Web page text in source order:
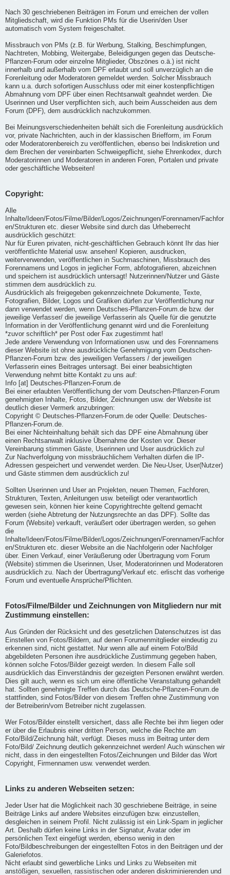
Nach 30 geschriebenen Beiträgen im Forum und erreichen der vollen
Mitgliedschaft, wird die Funktion PMs für die Userin/den User
automatisch vom System freigeschaltet.
Missbrauch von PMs (z.B. für Werbung, Stalking, Beschimpfungen,
Nachtreten, Mobbing, Weitergabe, Beleidigungen gegen das Deutsche-
Pflanzen-Forum oder einzelne Mitglieder, Obszönes o.ä.) ist nicht
innerhalb und außerhalb vom DPF erlaubt und soll unverzüglich an die
Forenleitung oder Moderatoren gemeldet werden. Solcher Missbrauch
kann u.a. durch sofortigen Ausschluss oder mit einer kostenpflichtigen
Abmahnung vom DPF über einen Rechtsanwalt geahndet werden. Die
Userinnen und User verpflichten sich, auch beim Ausscheiden aus dem
Forum (DPF), dem ausdrücklich nachzukommen.
Bei Meinungsverschiedenheiten behält sich die Forenleitung ausdrücklich
vor, private Nachrichten, auch in der klassischen Briefform, im Forum
oder Moderatorenbereich zu veröffentlichen, ebenso bei Indiskretion und
dem Brechen der vereinbarten Schweigepflicht, siehe Ehrenkodex, durch
Moderatorinnen und Moderatoren in anderen Foren, Portalen und private
oder geschäftliche Webseiten!
Copyright:
Alle
Inhalte/Ideen/Fotos/Filme/Bilder/Logos/Zeichnungen/Forennamen/Fachfor
en/Strukturen etc. dieser Website sind durch das Urheberrecht
ausdrücklich geschützt:
Nur für Euren privaten, nicht-geschäftlichen Gebrauch könnt Ihr das hier
veröffentlichte Material usw. ansehen! Kopieren, ausdrucken,
weiterverwenden, veröffentlichen in Suchmaschinen, Missbrauch des
Forennamens und Logos in jeglicher Form, abfotografieren, abzeichnen
und speichern ist ausdrücklich untersagt! Nutzerinnen/Nutzer und Gäste
stimmen dem ausdrücklich zu.
Ausdrücklich als freigegeben gekennzeichnete Dokumente, Texte,
Fotografien, Bilder, Logos und Grafiken dürfen zur Veröffentlichung nur
dann verwendet werden, wenn Deutsches-Pflanzen-Forum.de bzw. der
jeweilige Verfasser/ die jeweilige Verfasserin als Quelle für die genutzte
Information in der Veröffentlichung genannt wird und die Forenleitung
*zuvor schriftlich* per Post oder Fax zugestimmt hat!
Jede andere Verwendung von Informationen usw. und des Forennamens
dieser Website ist ohne ausdrückliche Genehmigung vom Deutschen-
Pflanzen-Forum bzw. des jeweiligen Verfassers / der jeweiligen
Verfasserin eines Beitrages untersagt. Bei einer beabsichtigten
Verwendung nehmt bitte Kontakt zu uns auf:
Info [at] Deutsches-Pflanzen-Forum.de
Bei einer erlaubten Veröffentlichung der vom Deutschen-Pflanzen-Forum
genehmigten Inhalte, Fotos, Bilder, Zeichnungen usw. der Website ist
deutlich dieser Vermerk anzubringen:
Copyright © Deutsches-Pflanzen-Forum.de oder Quelle: Deutsches-
Pflanzen-Forum.de.
Bei einer Nichteinhaltung behält sich das DPF eine Abmahnung über
einen Rechtsanwalt inklusive Übernahme der Kosten vor. Dieser
Vereinbarung stimmen Gäste, Userinnen und User ausdrücklich zu!
Zur Nachverfolgung von missbräuchlichem Verhalten dürfen die IP-
Adressen gespeichert und verwendet werden. Die Neu-User, User(Nutzer)
und Gäste stimmen dem ausdrücklich zu!
Sollten Userinnen und User an Projekten, neuen Themen, Fachforen,
Strukturen, Texten, Anleitungen usw. beteiligt oder verantwortlich
gewesen sein, können hier keine Copyrightrechte geltend gemacht
werden (siehe Abtretung der Nutzungsrechte an das DPF). Sollte das
Forum (Website) verkauft, veräußert oder übertragen werden, so gehen
die
Inhalte/Ideen/Fotos/Filme/Bilder/Logos/Zeichnungen/Forennamen/Fachfor
en/Strukturen etc. dieser Website an die Nachfolgerin oder Nachfolger
über. Einen Verkauf, einer Veräußerung oder Übertragung vom Forum
(Website) stimmen die Userinnen, User, Moderatorinnen und Moderatoren
ausdrücklich zu. Nach der Übertragung/Verkauf etc. erlischt das vorherige
Forum und eventuelle Ansprüche/Pflichten.
Fotos/Filme/Bilder und Zeichnungen von Mitgliedern nur mit
Zustimmung einstellen:
Aus Gründen der Rücksicht und des gesetzlichen Datenschutzes ist das
Einstellen von Fotos/Bildern, auf denen Forumenmitglieder eindeutig zu
erkennen sind, nicht gestattet. Nur wenn alle auf einem Foto/Bild
abgebildeten Personen ihre ausdrückliche Zustimmung gegeben haben,
können solche Fotos/Bilder gezeigt werden. In diesem Falle soll
ausdrücklich das Einverständnis der gezeigten Personen erwähnt werden.
Dies gilt auch, wenn es sich um eine öffentliche Veranstaltung gehandelt
hat. Sollten genehmigte Treffen durch das Deutsche-Pflanzen-Forum.de
stattfinden, sind Fotos/Bilder von diesem Treffen ohne Zustimmung von
der Betreiberin/vom Betreiber nicht zugelassen.
Wer Fotos/Bilder einstellt versichert, dass alle Rechte bei ihm liegen oder
er über die Erlaubnis einer dritten Person, welche die Rechte am
Foto/Bild/Zeichnung hält, verfügt. Dieses muss im Beitrag unter dem
Foto/Bild/ Zeichnung deutlich gekennzeichnet werden! Auch wünschen wir
nicht, dass in den eingestellten Fotos/Zeichnungen und Bilder das Wort
Copyright, Firmennamen usw. verwendet werden.
Links zu anderen Webseiten setzen:
Jeder User hat die Möglichkeit nach 30 geschriebene Beiträge, in seine
Beiträge Links auf andere Websites einzufügen bzw. einzustellen,
desgleichen in seinem Profil. Nicht zulässig ist ein Link-Spam in jeglicher
Art. Deshalb dürfen keine Links in der Signatur, Avatar oder im
persönlichen Text eingefügt werden, ebenso wenig in den
Foto/Bildbeschreibungen der eingestellten Fotos in den Beiträgen und der
Galeriefotos.
Nicht erlaubt sind gewerbliche Links und Links zu Webseiten mit
anstößigen, sexuellen, rassistischen oder anderen diskriminierenden und